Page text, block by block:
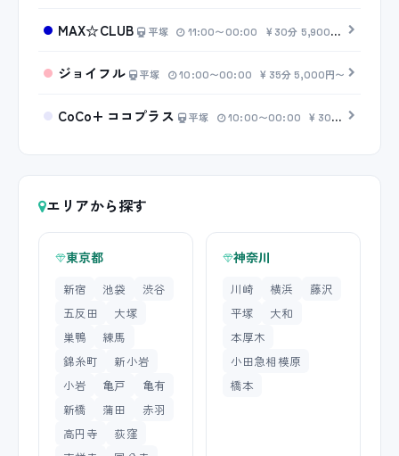
MAX☆CLUB 平塚 11:00〜00:00 30分 5,900円〜
ジョイフル 平塚 10:00〜00:00 35分 5,000円〜
CoCo+ ココプラス 平塚 10:00〜00:00 30分 5,000円〜
エリアから探す
東京都
新宿 池袋
渋谷
五反田
大塚
巣鴨
練馬
錦糸町
新小岩
小岩
亀戸
亀有
新橋
蒲田
赤羽
高円寺
荻窪
神奈川
川崎 横浜
藤沢
平塚
大和
本厚木
小田急相模原
橋本